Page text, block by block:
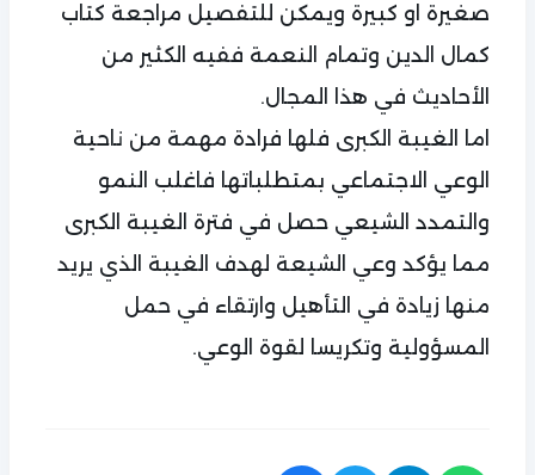
صغيرة او كبيرة ويمكن للتفصيل مراجعة كتاب
كمال الدين وتمام النعمة ففيه الكثير من
الأحاديث في هذا المجال.
اما الغيبة الكبرى فلها فرادة مهمة من ناحية
الوعي الاجتماعي بمتطلباتها فاغلب النمو
والتمدد الشيعي حصل في فترة الغيبة الكبرى
مما يؤكد وعي الشيعة لهدف الغيبة الذي يريد
منها زيادة في التأهيل وارتقاء في حمل
المسؤولية وتكريسا لقوة الوعي.